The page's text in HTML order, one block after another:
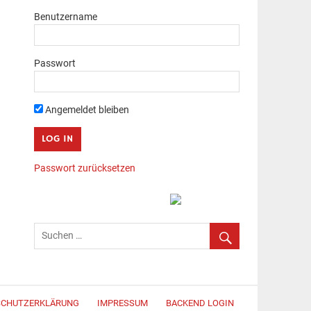
Benutzername
Passwort
Angemeldet bleiben
Passwort zurücksetzen
IMPRESSUM BACKEND LOGIN